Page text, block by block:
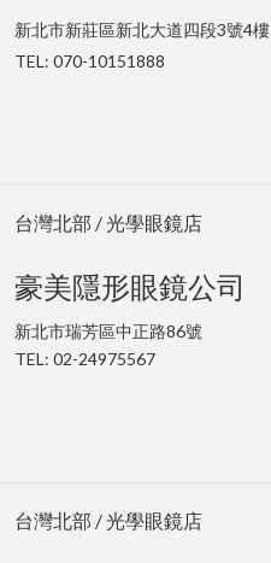
新北市新莊區新北大道四段3號4樓
TEL: 070-10151888
台灣北部 / 光學眼鏡店
豪美隱形眼鏡公司
新北市瑞芳區中正路86號
TEL: 02-24975567
台灣北部 / 光學眼鏡店